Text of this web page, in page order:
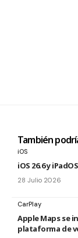
También
iOS
iOS 26.6 y
28 Julio 2026
CarPlay
Apple Maps se
plataforma de